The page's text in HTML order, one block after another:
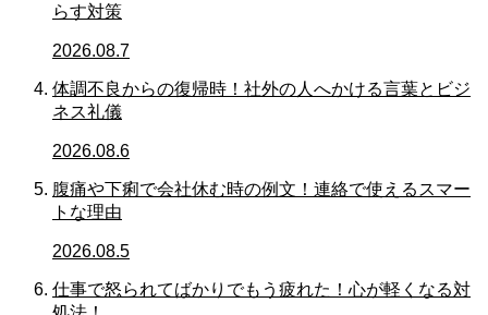
らす対策
2026.08.7
体調不良からの復帰時！社外の人へかける言葉とビジ
ネス礼儀
2026.08.6
腹痛や下痢で会社休む時の例文！連絡で使えるスマー
トな理由
2026.08.5
仕事で怒られてばかりでもう疲れた！心が軽くなる対